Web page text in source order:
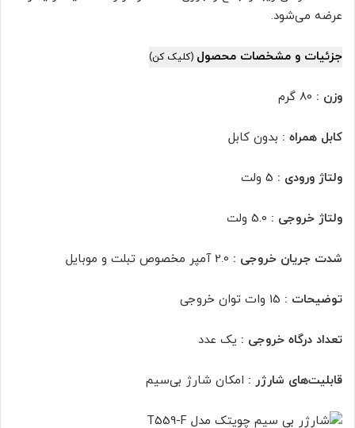
عرضه می‌شود.
جزئیات و مشخصات محصول (کلیک کن)
وزن :
کابل همراه : بدون کابل
ولتاژ ورودی :
ولتاژ خروجی :
شدت جریان خروجی :
توضیحات :
تعداد درگاه خروجی : یک عدد
قابلیت‌های شارژر : امکان شارژ بی‎‌سیم